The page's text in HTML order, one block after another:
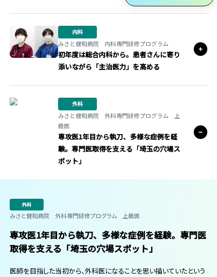
内科
みさと健和病院 内科専門研修プログラム
初年度は総合内科から。患者さんに寄り
添いながら「主治医力」を高める
外科
みさと健和病院 外科専門研修プログラム 上
級医
専攻医1年目から執刀、多様な症例を経
験。専門医取得を支える「埼玉の穴場ス
ポット」
外科
みさと健和病院 外科専門研修プログラム 上級医
専攻医1年目から執刀、多様な症例を経験。専門医
取得を支える「埼玉の穴場スポット」
医師を目指した当初から、外科医になることを思い描いていたという